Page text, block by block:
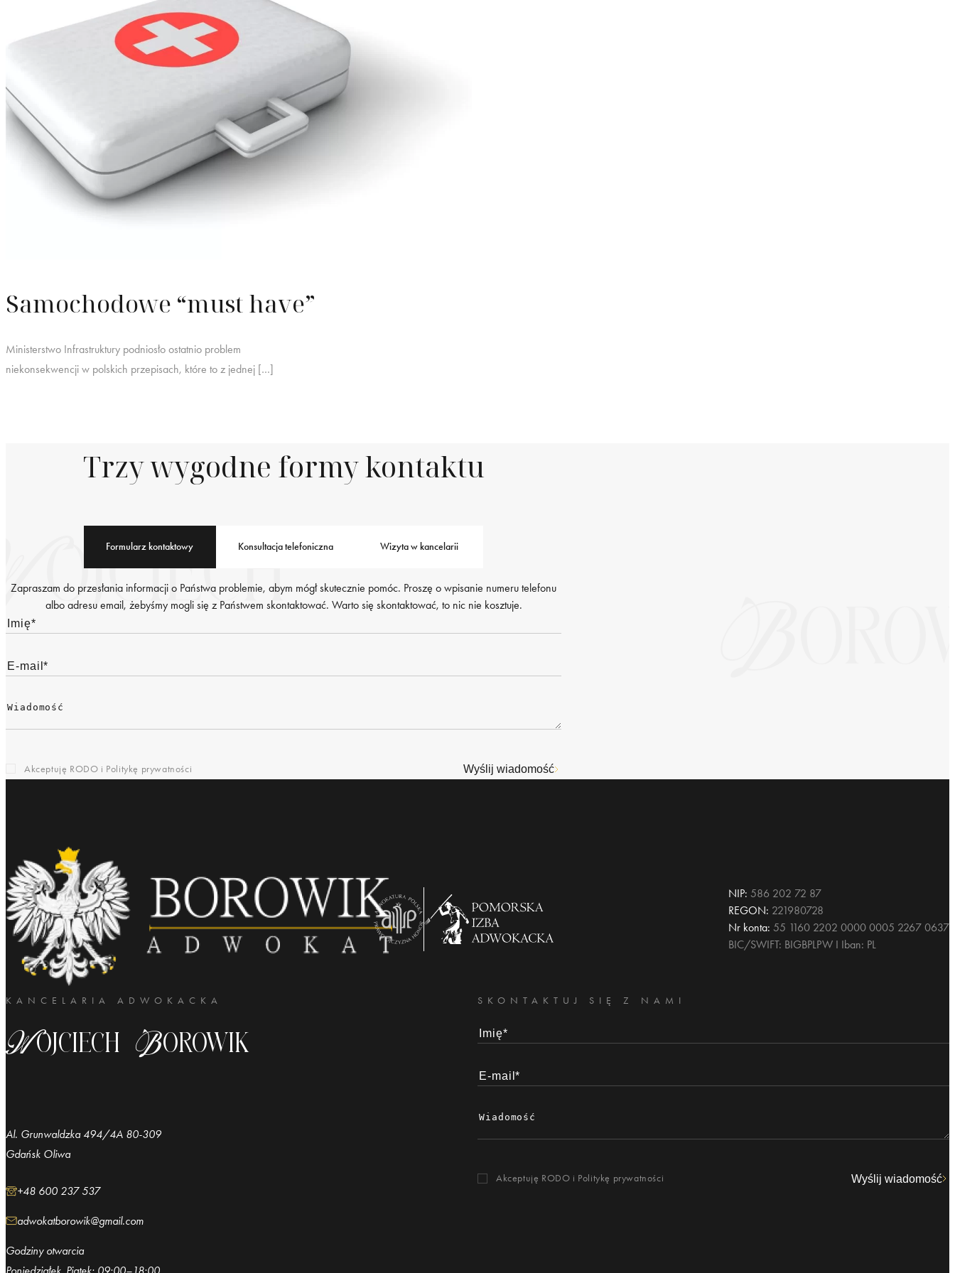
Upadłość konsumencka
Samochodowe “must have”
Ministerstwo Infrastruktury podniosło ostatnio problem
niekonsekwencji w polskich przepisach, które to z jednej […]
Trzy wygodne formy kontaktu
Formularz kontaktowy Konsultacja telefoniczna Wizyta w kancelarii
Zapraszam do przesłania informacji o Państwa problemie, abym mógł skutecznie pomóc. Proszę o wpisanie numeru telefonu
albo adresu email, żebyśmy mogli się z Państwem skontaktować. Warto się skontaktować, to nic nie kosztuje.
Akceptuję RODO i Politykę prywatności Wyślij wiadomość
NIP: 586 202 72 87
REGON: 221980728
Nr konta: 55 1160 2202 0000 0005 2267 0637
BIC/SWIFT: BIGBPLPW I Iban: PL
KANCELARIA ADWOKACKA
Wojciech Borowik
Al. Grunwaldzka 494/4A 80-309
Gdańsk Oliwa
+48 600 237 537
adwokatborowik@gmail.com
Godziny otwarcia
Poniedziałek, Piątek: 09:00–18:00
SKONTAKTUJ SIĘ Z NAMI
Akceptuję RODO i Politykę prywatności Wyślij wiadomość